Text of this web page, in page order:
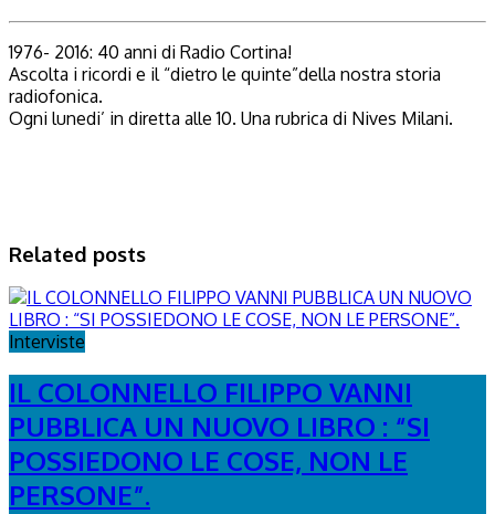
1976- 2016: 40 anni di Radio Cortina!
Ascolta i ricordi e il “dietro le quinte”della nostra storia
radiofonica.
Ogni lunedi’ in diretta alle 10. Una rubrica di Nives Milani.
Related posts
Interviste
IL COLONNELLO FILIPPO VANNI
PUBBLICA UN NUOVO LIBRO : “SI
POSSIEDONO LE COSE, NON LE
PERSONE”.